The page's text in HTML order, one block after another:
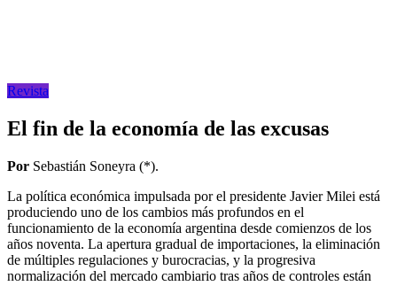
Revista
El fin de la economía de las excusas
Por Sebastián Soneyra (*).
La política económica impulsada por el presidente Javier Milei está
produciendo uno de los cambios más profundos en el
funcionamiento de la economía argentina desde comienzos de los
años noventa. La apertura gradual de importaciones, la eliminación
de múltiples regulaciones y burocracias, y la progresiva
normalización del mercado cambiario tras años de controles están